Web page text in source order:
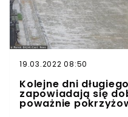
19.03.2022 08:50
Kolejne dni
zapowiadają się
poważnie